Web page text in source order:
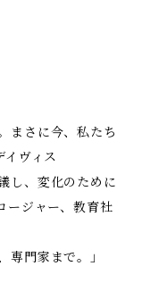
まさに今、私たち
イヴィス
し、変化のために
ージャー、教育社
専門家まで。」